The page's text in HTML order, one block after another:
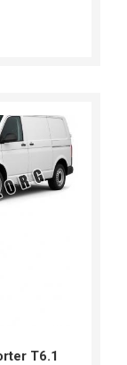
T6.1